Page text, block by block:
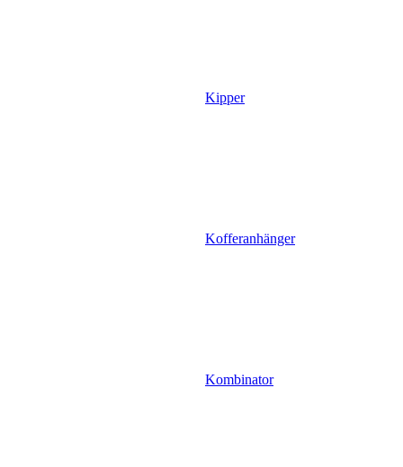
Kipper
Kofferanhänger
Kombinator